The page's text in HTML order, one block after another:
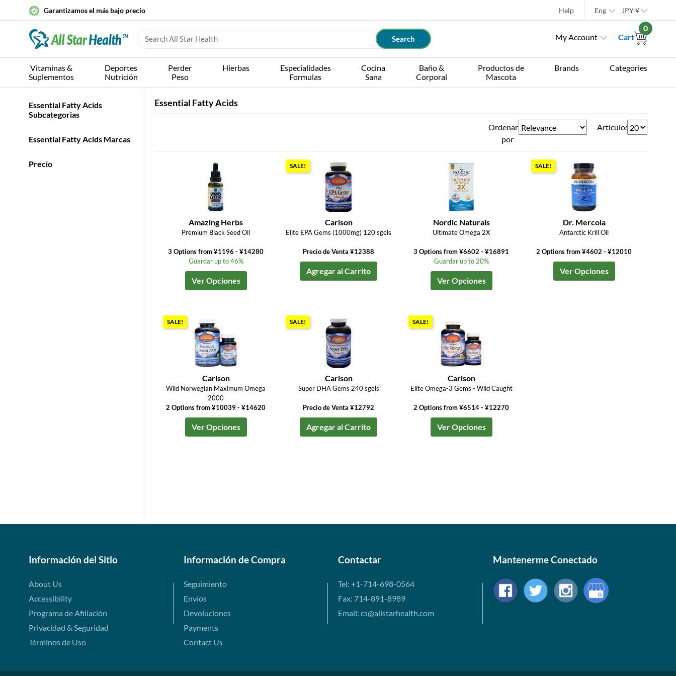
Garantizamos el más bajo precio Help Eng JPY¥
My Account Cart
0
Vitaminas &
Suplementos
Deportes
Nutrición
Perder
Peso
Hierbas
Especialidades
Formulas
Cocina
Sana
Baño &
Corporal
Productos de
Mascota
Brands Categories
Essential Fatty Acids
Subcategorias
Essential Fatty Acids Marcas
Precio
Essential Fatty Acids
Ordenar
por
Artículos
Amazing Herbs
Premium Black Seed Oil
3 Options from ¥1196 - ¥14280
Guardar up to 46%
Ver Opciones
SALE!
Carlson
Elite EPA Gems (1000mg) 120 sgels
Precio de Venta ¥12388
Agregar al Carrito
Nordic Naturals
Ultimate Omega 2X
3 Options from ¥6602 - ¥16891
Guardar up to 20%
Ver Opciones
SALE!
Dr. Mercola
Antarctic Krill Oil
2 Options from ¥4602 - ¥12010
Ver Opciones
SALE!
Carlson
Wild Norwegian Maximum Omega
2000
2 Options from ¥10039 - ¥14620
Ver Opciones
SALE!
Carlson
Super DHA Gems 240 sgels
Precio de Venta ¥12792
Agregar al Carrito
SALE!
Carlson
Elite Omega-3 Gems - Wild Caught
2 Options from ¥6514 - ¥12270
Ver Opciones
Información del Sitio
About Us
Accessibility
Programa de Afiliación
Privacidad & Seguridad
Términos de Uso
Información de Compra
Seguimiento
Envíos
Devoluciones
Payments
Contact Us
Contactar
Tel: +1-714-698-0564
Fax: 714-891-8989
Email: cs@allstarhealth.com
Mantenerme Conectado